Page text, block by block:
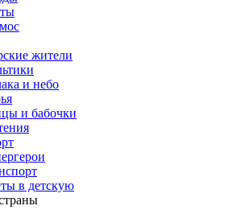
жители
и небо
и бабочки
в детскую